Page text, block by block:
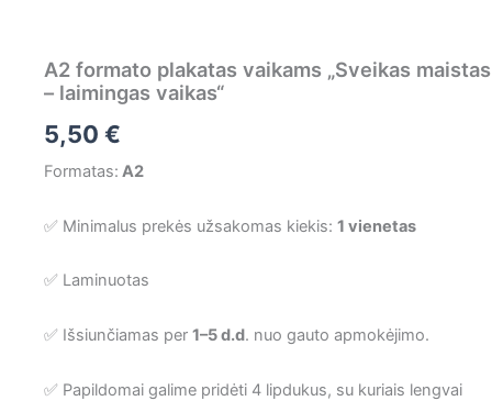
A2 formato plakatas vaikams „Sveikas maistas
– laimingas vaikas“
5,50 €
Formatas: A2
✅ Minimalus prekės užsakomas kiekis: 1 vienetas
✅ Laminuotas
✅ Išsiunčiamas per 1–5 d.d. nuo gauto apmokėjimo.
✅ Papildomai galime pridėti 4 lipdukus, su kuriais lengvai